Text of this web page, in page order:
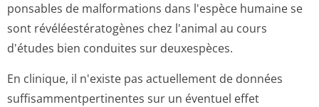
ponsables de malformations dans l'espèce humaine se
sont révéléestératogènes chez l'animal au cours
d'études bien conduites sur deuxespèces.
En clinique, il n'existe pas actuellement de données
suffisammentper­tinentes sur un éventuel effet